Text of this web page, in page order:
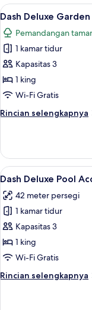
Premium
Lihat
semua
foto
untuk
Dash
Deluxe
Garden
1
Dash Deluxe
Pemandangan
1 kamar tidur
Kapasitas 3
1 king
Wi-Fi Gratis
Rincian selengkapnya
Rincian
Dash
Deluxe
Garden
Lihat
semua
foto
untuk
Dash
Deluxe
Pool
1
Dash Deluxe Pool
42 meter persegi
1 kamar tidur
Kapasitas 3
1 king
Wi-Fi Gratis
Rincian selengkapnya
Rincian